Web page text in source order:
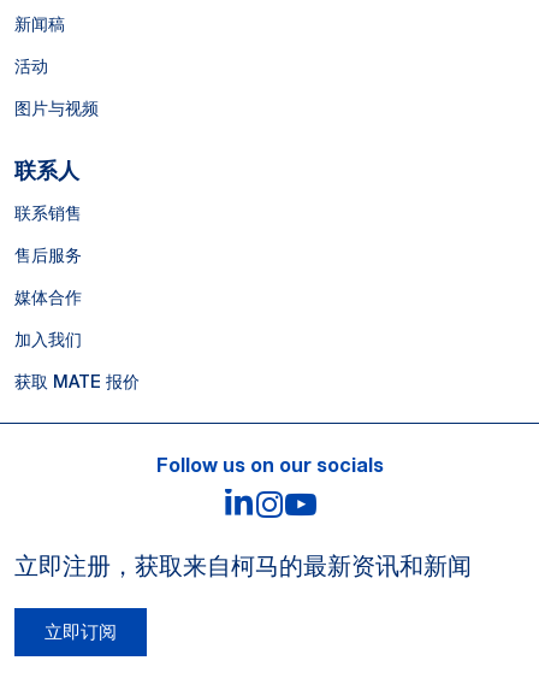
新闻稿
活动
图片与视频
联系人
联系销售
售后服务
媒体合作
加入我们
获取 MATE 报价
Follow us on our socials
LinkedIn
Instagram
立即注册，获取来自柯马的最新资讯和新闻
立即订阅